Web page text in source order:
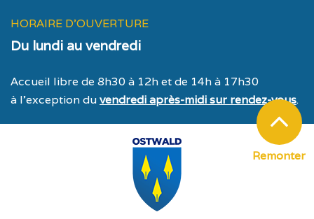
HORAIRE D'OUVERTURE
Du lundi au vendredi
Accueil libre de 8h30 à 12h et de 14h à 17h30
à l’exception duvendredi après-midi sur rendez-vous.
Remonter